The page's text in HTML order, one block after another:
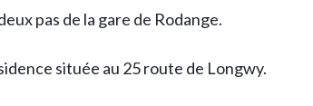
pas de la gare de Rodange.
située au 25 route de Longwy.